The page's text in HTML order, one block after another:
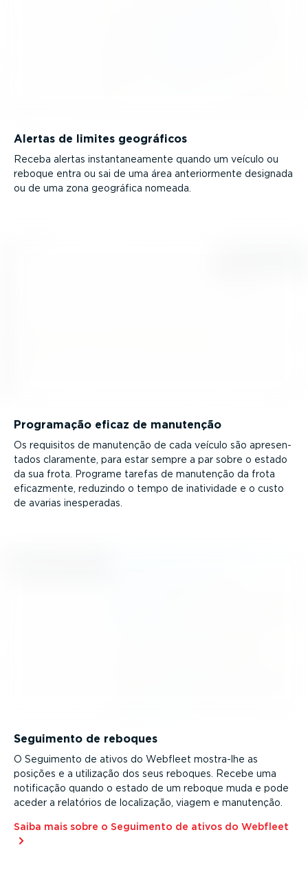
Alertas de limites geográficos
Receba alertas instan­ta­ne­a­mente quando um veículo ou
reboque entra ou sai de uma área anteri­or­mente designada
ou de uma zona geográfica nomeada.
Programação eficaz de manutenção
Os requisitos de manutenção de cada veículo são apresen­
tados claramente, para estar sempre a par sobre o estado
da sua frota. Programe tarefas de manutenção da frota
eficazmente, reduzindo o tempo de inatividade e o custo
de avarias inesperadas.
Seguimento de reboques
O Seguimento de ativos do Webfleet mostra-lhe as
posições e a utilização dos seus reboques. Recebe uma
notificação quando o estado de um reboque muda e pode
aceder a relatórios de localização, viagem e manutenção.
Saiba mais sobre o Seguimento de ativos do Webfleet